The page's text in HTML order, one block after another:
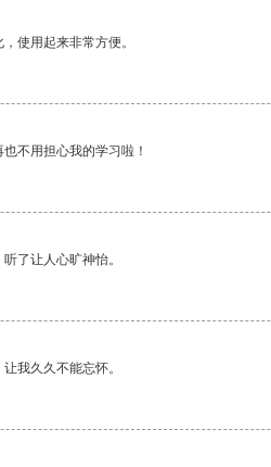
使用起来非常方便。
不用担心我的学习啦！
了让人心旷神怡。
我久久不能忘怀。